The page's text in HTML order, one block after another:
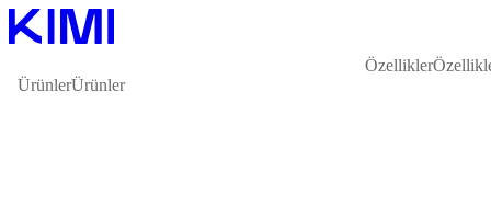
ÜrünlerÜrünler
Özellikler